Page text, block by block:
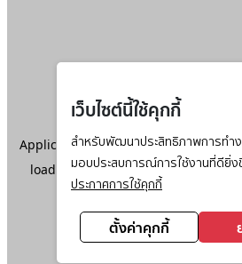
เว็บไซต์นี้ใช้คุกกี้
สำหรับพัฒนาประสิทธิภาพการทำง
มอบประสบการณ์การใช้งานที่ดียิ่ง
ประกาศการใช้คุกกี้
ตั้งค่าคุกกี้
Application error: aclient-side
loadingwww.ktc.co.th(see the
information).